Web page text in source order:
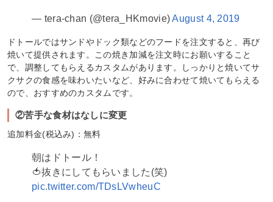
— tera-chan (@tera_HKmovie)August 4, 2019
ドトールではサンドやドック類などのフードを注文すると、再び
焼いて提供されます。この焼き加減を注文時にお願いすること
で、調整してもらえるカスタムがあります。しっかりと焼いてサ
クサクの食感を味わいたいなど、好みに合わせて焼いてもらえる
ので、おすすめのカスタムです。
②苦手な食材はなしに変更
追加料金(税込み)：無料
朝はドトール！
🍅抜きにしてもらいました(笑)
pic.twitter.com/TDsLVwheuC